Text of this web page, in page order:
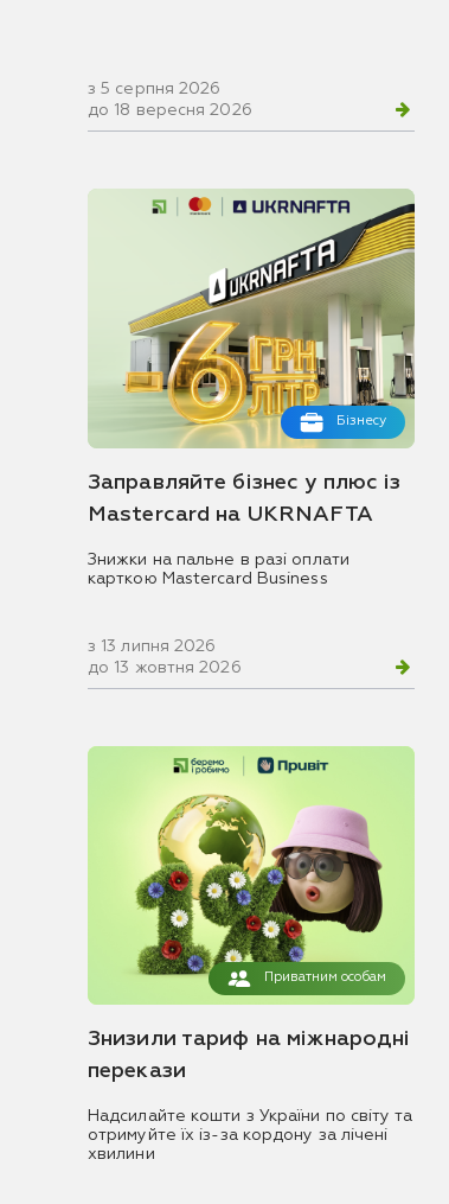
з 5 серпня 2026
до 18 вересня 2026
Бізнесу
Заправляйте бізнес у плюс із
Mastercard на UKRNAFTA
Знижки на пальне в разі оплати
карткою Mastercard Business
з 13 липня 2026
до 13 жовтня 2026
Приватним особам
Знизили тариф на міжнародні
перекази
Надсилайте кошти з України по світу та
отримуйте їх із-за кордону за лічені
хвилини